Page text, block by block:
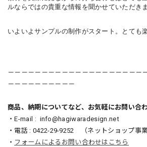
ルならではの貴重な情報を聞かせていただき
いよいよサンプルの制作がスタート。とても
－－－－－－－－－－－－－－－－－－－－
－－－－－－－－－－
商品、納期についてなど、お気軽にお問い合
・E-mail : info@hagiwaradesign.net
・電話 : 0422-29-9252 （ネットショップ事
・ フォームによるお問い合わせはこちら